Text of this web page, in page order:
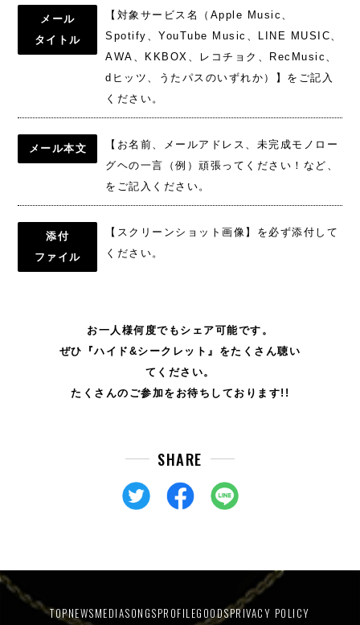
メール
タイトル
【対象サービス名（Apple Music、
Spotify、YouTube Music、LINE MUSIC、
AWA、KKBOX、レコチョク、RecMusic、
dヒッツ、うたパスのいずれか）】をご記入
ください。
メール本文
【お名前、メールアドレス、未完成モノロー
グヘの一言（例）頑張ってください！など、
をご記入ください。
添付
ファイル
【スクリーンショット画像】を必ず添付して
ください。
お一人様何度でもシェア可能です。
ぜひ『ハイド&シークレット』をたくさん聴い
てください。
たくさんのご参加をお待ちしております!!
SHARE
TOPNEWSMEDIASONGSPROFILEGOODSPRIVACY POLICY